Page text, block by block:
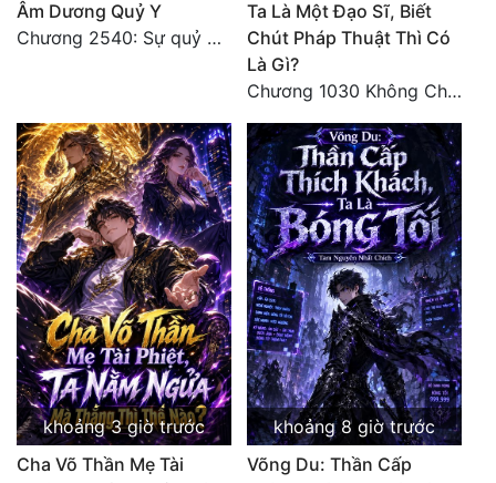
Âm Dương Quỷ Y
Chương 2540: Sự quỷ dị của Lý Trường Phong
Ta Là Một Đạo Sĩ, Biết
Chút Pháp Thuật Thì Có
Là Gì?
Chương 1030 Không Chi Hoàng Nguyên Đại Hư
khoảng 3 giờ trước
Cha Võ Thần Mẹ Tài
khoảng 8 giờ trước
Võng Du: Thần Cấp